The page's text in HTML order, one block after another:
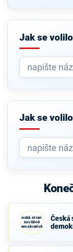
Jak se
Jak se
Česká strana
sociálně
demokratická
Česká